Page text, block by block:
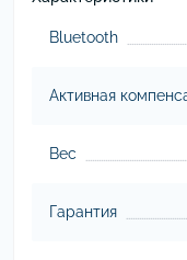
Bluetooth
Активная
Вес
Гарантия